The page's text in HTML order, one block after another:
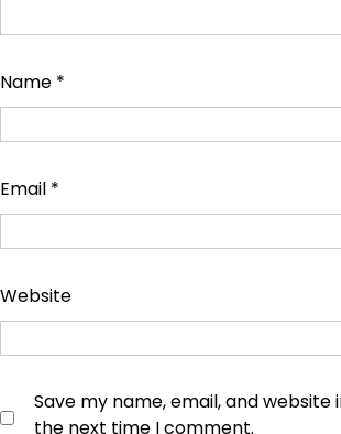
Name *
Email *
Website
Save my name, email, and
the next time I comment.